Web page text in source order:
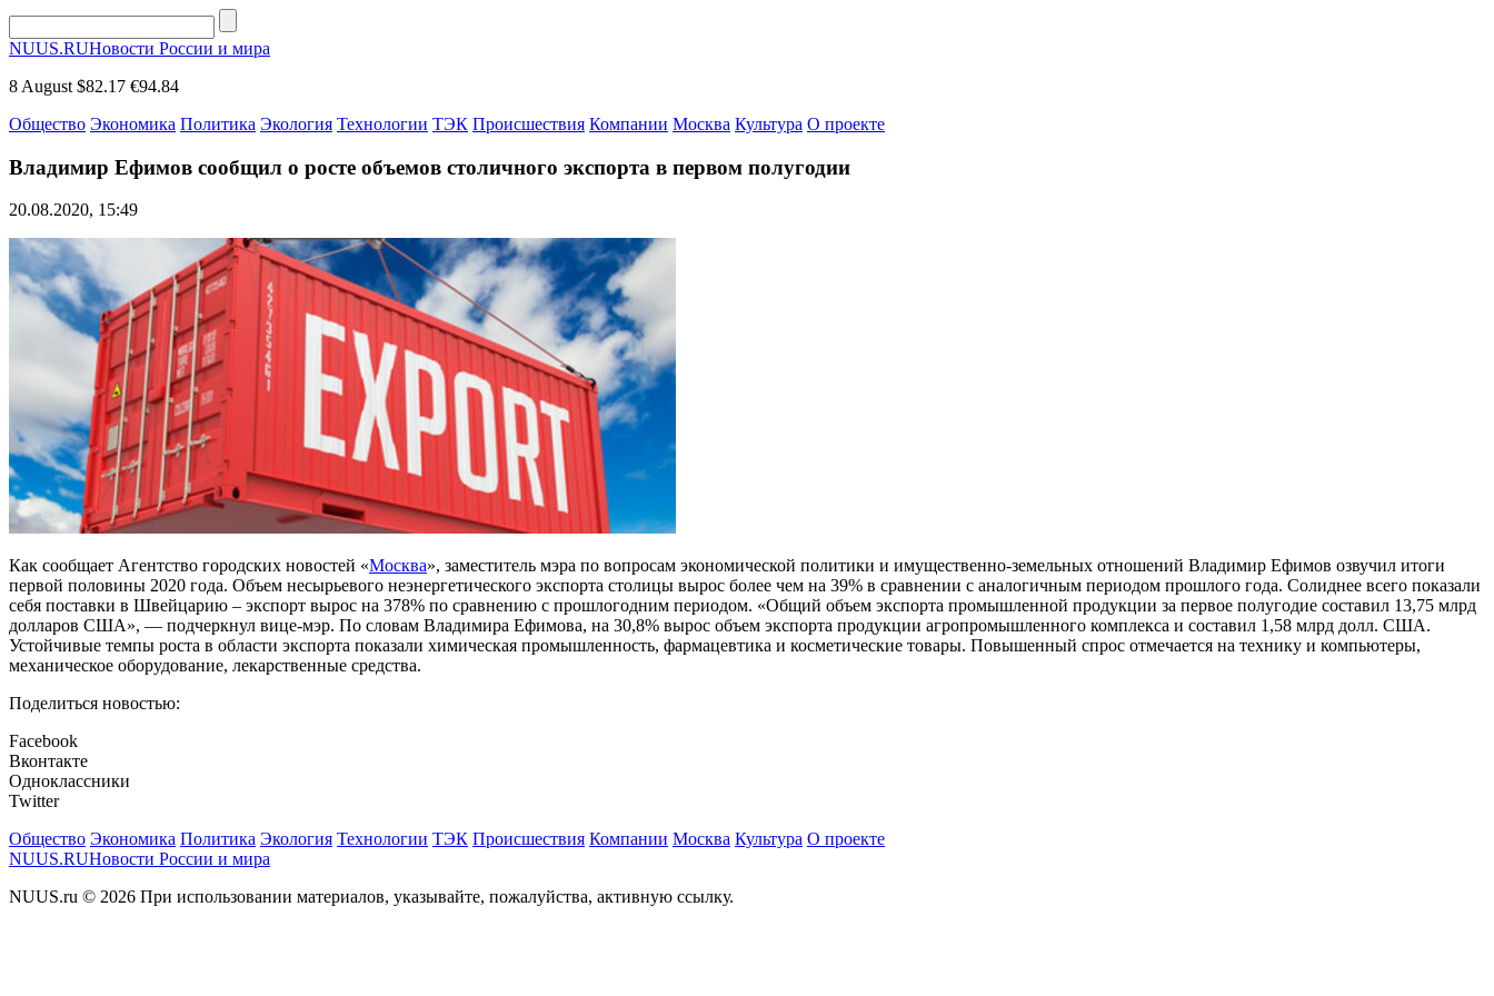
NUUS.RUНовости России и мира
8 August $82.17 €94.84
Общество Экономика Политика Экология Технологии ТЭК Происшествия Компании Москва Культура О проекте
Владимир Ефимов сообщил о росте объемов столичного экспорта в первом полугодии
20.08.2020, 15:49
Как сообщает Агентство городских новостей «Москва», заместитель мэра по вопросам экономической политики и имущественно-земельных отношений Владимир Ефимов озвучил итоги
первой половины 2020 года. Объем несырьевого неэнергетического экспорта столицы вырос более чем на 39% в сравнении с аналогичным периодом прошлого года. Солиднее всего показали
себя поставки в Швейцарию – экспорт вырос на 378% по сравнению с прошлогодним периодом. «Общий объем экспорта промышленной продукции за первое полугодие составил 13,75 млрд
долларов США», — подчеркнул вице-мэр. По словам Владимира Ефимова, на 30,8% вырос объем экспорта продукции агропромышленного комплекса и составил 1,58 млрд долл. США.
Устойчивые темпы роста в области экспорта показали химическая промышленность, фармацевтика и косметические товары. Повышенный спрос отмечается на технику и компьютеры,
механическое оборудование, лекарственные средства.
Поделиться новостью:
Facebook
Вконтакте
Одноклассники
Twitter
Общество Экономика Политика Экология Технологии ТЭК Происшествия Компании Москва Культура О проекте
NUUS.RUНовости России и мира
NUUS.ru © 2026 При использовании материалов, указывайте, пожалуйства, активную ссылку.